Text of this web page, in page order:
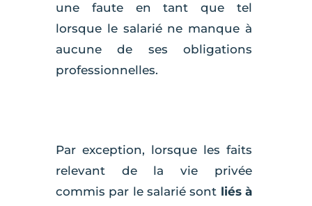
une faute en tant que tel
lorsque le salarié ne manque à
aucune de ses obligations
professionnelles.
Par exception, lorsque les faits
relevant de la vie privée
commis par le salarié sont liés à